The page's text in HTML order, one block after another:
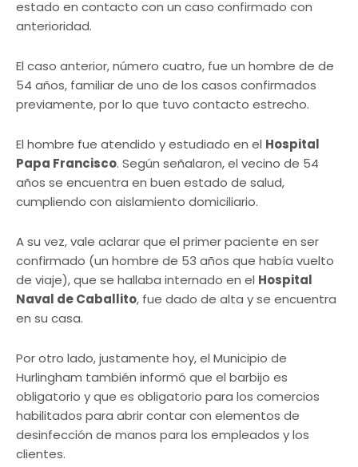
estado en contacto con un caso confirmado con
anterioridad.
El caso anterior, número cuatro, fue un hombre de de
54 años, familiar de uno de los casos confirmados
previamente, por lo que tuvo contacto estrecho.
El hombre fue atendido y estudiado en el Hospital
Papa Francisco. Según señalaron, el vecino de 54
años se encuentra en buen estado de salud,
cumpliendo con aislamiento domiciliario.
A su vez, vale aclarar que el primer paciente en ser
confirmado (un hombre de 53 años que había vuelto
de viaje), que se hallaba internado en el Hospital
Naval de Caballito, fue dado de alta y se encuentra
en su casa.
Por otro lado, justamente hoy, el Municipio de
Hurlingham también informó que el barbijo es
obligatorio y que es obligatorio para los comercios
habilitados para abrir contar con elementos de
desinfección de manos para los empleados y los
clientes.